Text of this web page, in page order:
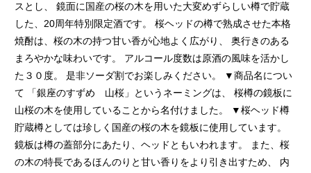
スとし、 鏡面に国産の桜の木を用いた大変めずらしい樽で貯蔵
した、20周年特別限定酒です。 桜ヘッドの樽で熟成させた本格
焼酎は、桜の木の持つ甘い香が心地よく広がり、 奥行きのある
まろやかな味わいです。 アルコール度数は原酒の風味を活かし
た３０度。 是非ソーダ割でお楽しみください。 ▼商品名につい
て 「銀座のすずめ 山桜」というネーミングは、 桜樽の鏡板に
山桜の木を使用していることから名付けました。 ▼桜ヘッド樽
貯蔵樽としては珍しく国産の桜の木を鏡板に使用しています。
鏡板は樽の蓋部分にあたり、ヘッドともいわれます。 また、桜
の木の特長であるほんのりと甘い香りをより引き出すため、 内